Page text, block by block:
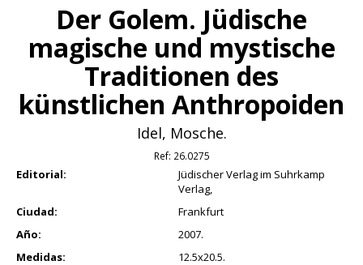
Der Golem. Jüdische
magische und mystische
Traditionen des
künstlichen Anthropoiden
Idel, Mosche.
Ref: 26.0275
Editorial:
Jüdischer Verlag im Suhrkamp
Verlag,
Ciudad:
Frankfurt
Año:
2007.
Medidas:
12.5x20.5.